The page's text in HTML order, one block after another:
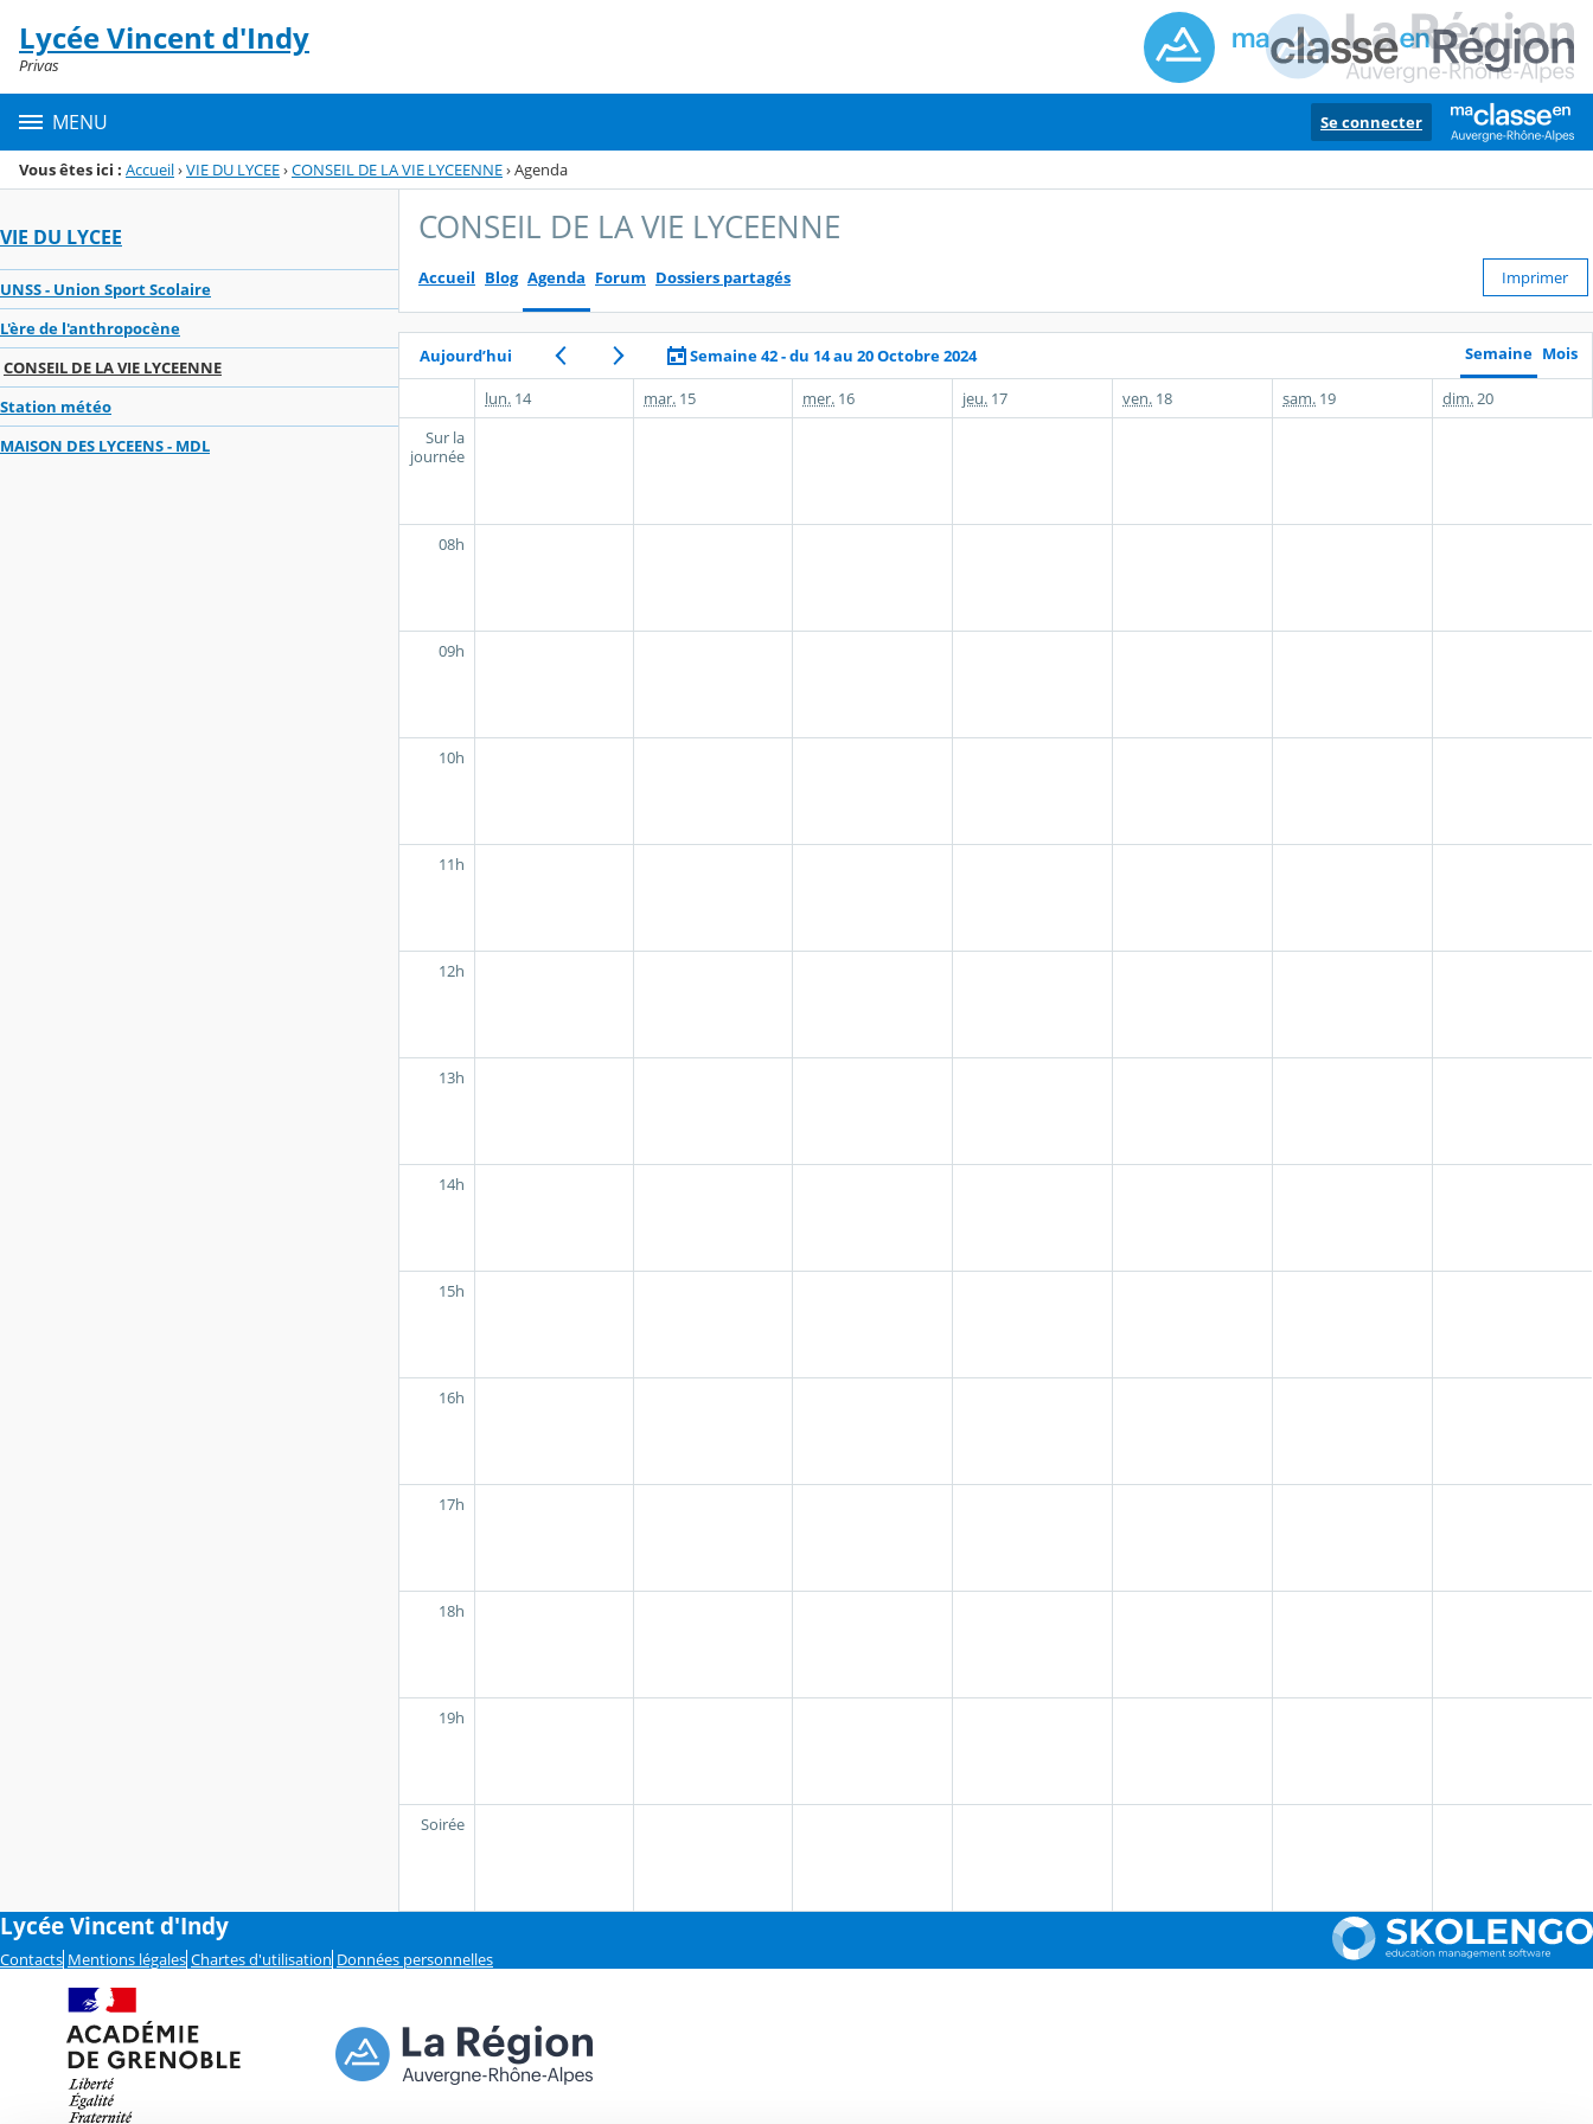
Menu de la rubrique
Contenu
Lycée Vincent d'Indy
Privas
MENU Se connecter
Vous êtes ici : Accueil›VIE DU LYCEE›CONSEIL DE LA VIE LYCEENNE›Agenda
VIE DU LYCEE
UNSS - Union Sport Scolaire
L'ère de l'anthropocène
CONSEIL DE LA VIE LYCEENNE
Station météo
MAISON DES LYCEENS - MDL
CONSEIL DE LA VIE LYCEENNE
Accueil Blog Agenda Forum Dossiers partagés Imprimer
Aujourd’hui Semaine 42 - du 14 au 20 Octobre 2024 Semaine Mois
lun. 14 mar. 15 mer. 16 jeu. 17 ven. 18 sam. 19 dim. 20
Sur la
journée
08h
09h
10h
11h
12h
13h
14h
15h
16h
17h
18h
19h
Soirée
Lycée Vincent d'Indy
Contacts Mentions légales Chartes d'utilisation Données personnelles